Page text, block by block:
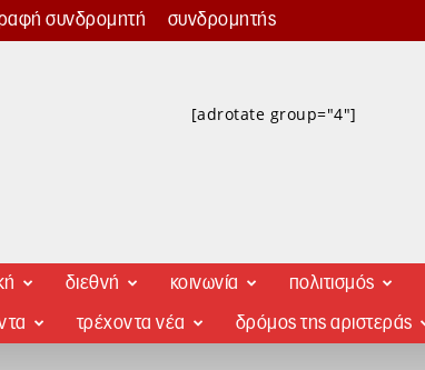
συνδρομητή συνδρομητής
[adrotate group="4"]
διεθνή κοινωνία πολιτισμός
τρέχοντα νέα δρόμος της αριστεράς